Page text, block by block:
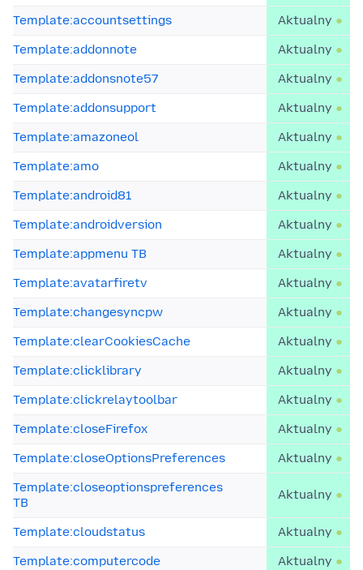
Template:accountsettings
Aktualny
Template:addonnote
Aktualny
Template:addonsnote57
Aktualny
Template:addonsupport
Aktualny
Template:amazoneol
Aktualny
Template:amo
Aktualny
Template:android81
Aktualny
Template:androidversion
Aktualny
Template:appmenu TB
Aktualny
Template:avatarfiretv
Aktualny
Template:changesyncpw
Aktualny
Template:clearCookiesCache
Aktualny
Template:clicklibrary
Aktualny
Template:clickrelaytoolbar
Aktualny
Template:closeFirefox
Aktualny
Template:closeOptionsPreferences
Aktualny
Template:closeoptionspreferences
TB
Aktualny
Template:cloudstatus
Aktualny
Template:computercode
Aktualny